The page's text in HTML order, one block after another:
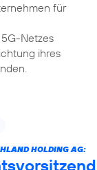
für
Netzes
ihres
HOLDING AG: